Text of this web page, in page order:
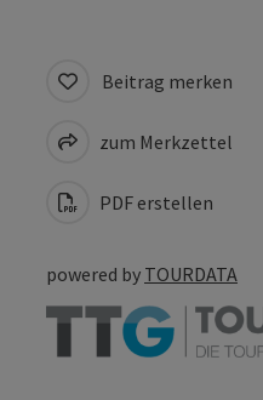
Beitrag merken
zum Merkzettel
PDF erstellen
powered by TOURDATA